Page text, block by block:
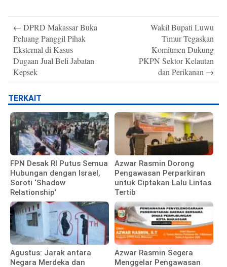
navigation
← DPRD Makassar Buka
Peluang Panggil Pihak
Eksternal di Kasus
Dugaan Jual Beli Jabatan
Kepsek
Wakil Bupati Luwu
Timur Tegaskan
Komitmen Dukung
PKPN Sektor Kelautan
dan Perikanan →
TERKAIT
FPN Desak RI Putus Semua
Hubungan dengan Israel,
Soroti ‘Shadow
Relationship’
Azwar Rasmin Dorong
Pengawasan Perparkiran
untuk Ciptakan Lalu Lintas
Tertib
Agustus: Jarak antara
Negara Merdeka dan
Azwar Rasmin Segera
Menggelar Pengawasan